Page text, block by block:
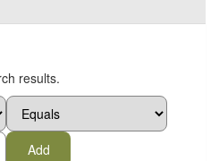
results.